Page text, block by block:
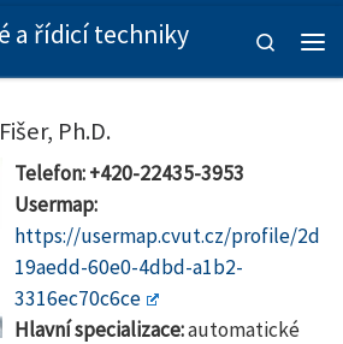
a řídicí techniky
Search
Ph.D.
Telefon: +420-22435-3953
Usermap:
https://usermap.cvut.cz/profile/2d
19aedd-60e0-4dbd-a1b2-
3316ec70c6ce
Hlavní specializace:automatické